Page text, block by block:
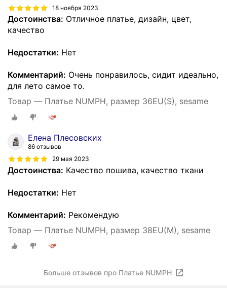
18 ноября 2023
Достоинства: Отличное платье, дизайн, цвет,
качество
Недостатки: Нет
Комментарий: Очень понравилось, сидит идеально,
для лето самое то.
Товар — Платье NUMPH, размер 36EU(S), sesame
Елена Плесовских
86 отзывов
29 мая 2023
Достоинства: Качество пошива, качество ткани
Недостатки: Нет
Комментарий: Рекомендую
Товар — Платье NUMPH, размер 38EU(M), sesame
Больше отзывов про Платье NUMPH